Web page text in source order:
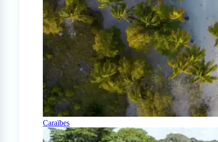
Caraïbes